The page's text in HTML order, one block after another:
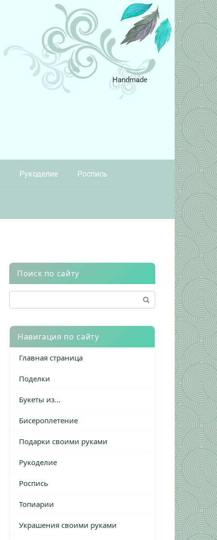
Handmade
Рукоделие Роспись
Поиск по сайту
Навигация по сайту
Главная страница
Поделки
Букеты из…
Бисероплетение
Подарки своими руками
Рукоделие
Роспись
Топиарии
Украшения своими руками